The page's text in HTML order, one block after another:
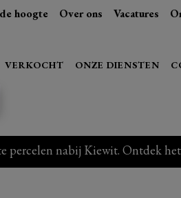
hoogte Over ons Vacatures
VERKOCHT ONZE DIENSTEN
percelen nabij Kiewit. Ontdek